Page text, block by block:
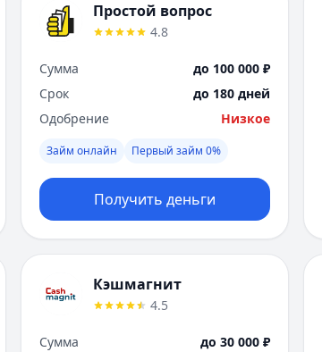
Простой вопрос
4.8
Сумма
до 100 000 ₽
Срок
до 180 дней
Одобрение
Низкое
Займ онлайн Первый займ 0%
Получить деньги
Кэшмагнит
4.5
Сумма до 30 000 ₽